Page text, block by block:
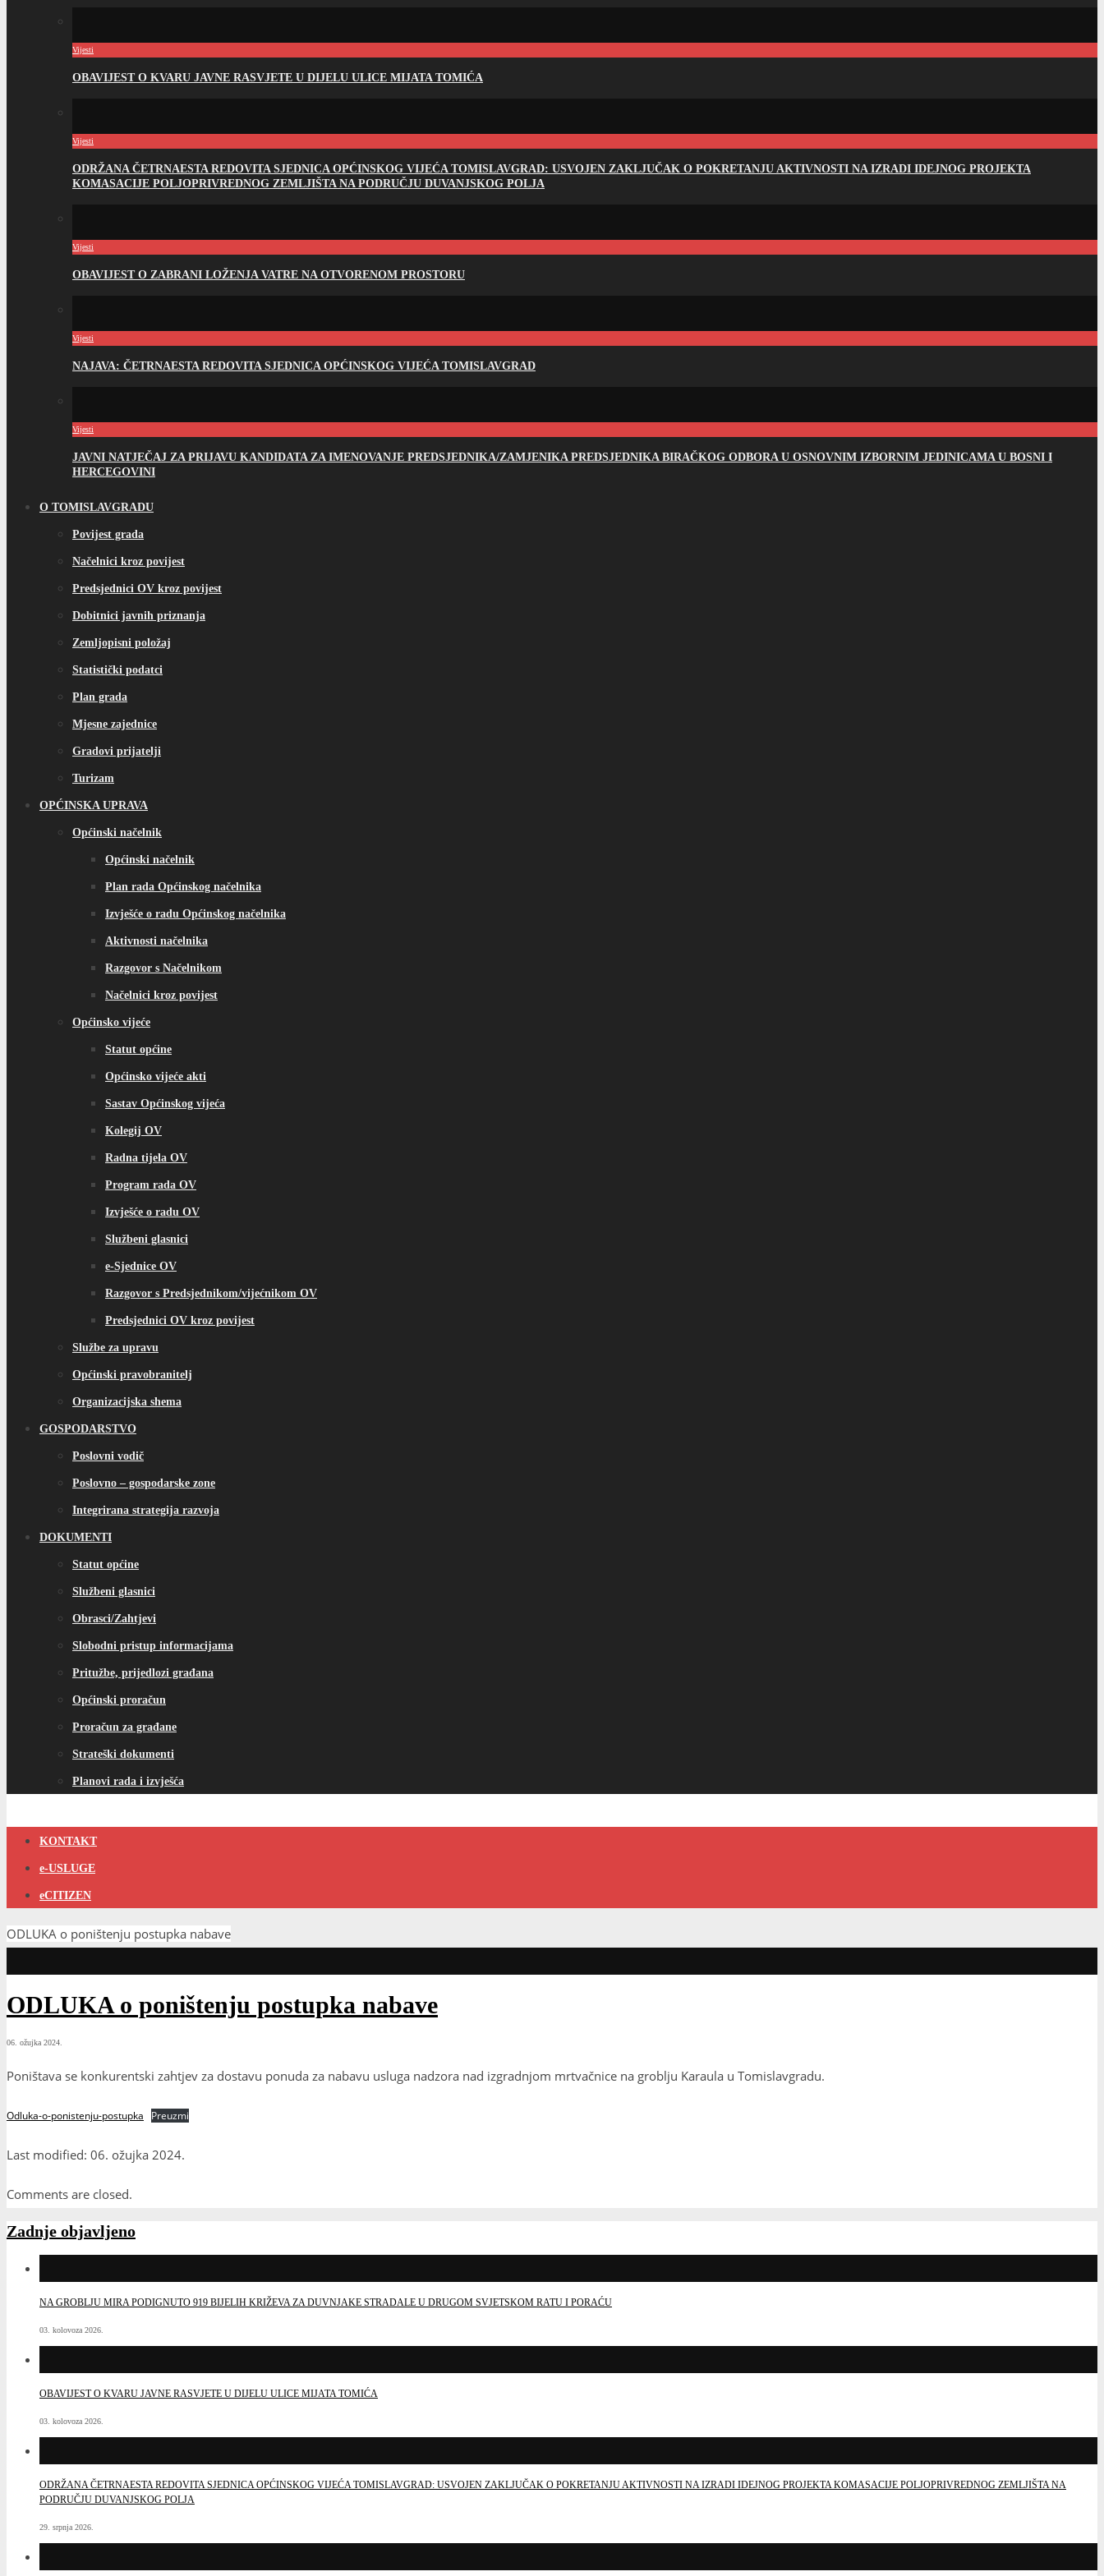
Vijesti
OBAVIJEST O KVARU JAVNE RASVJETE U DIJELU ULICE MIJATA TOMIĆA
Vijesti
ODRŽANA ČETRNAESTA REDOVITA SJEDNICA OPĆINSKOG VIJEĆA TOMISLAVGRAD: USVOJEN ZAKLJUČAK O POKRETANJU AKTIVNOSTI NA IZRADI IDEJNOG PROJEKTA
KOMASACIJE POLJOPRIVREDNOG ZEMLJIŠTA NA PODRUČJU DUVANJSKOG POLJA
Vijesti
OBAVIJEST O ZABRANI LOŽENJA VATRE NA OTVORENOM PROSTORU
Vijesti
NAJAVA: ČETRNAESTA REDOVITA SJEDNICA OPĆINSKOG VIJEĆA TOMISLAVGRAD
Vijesti
JAVNI NATJEČAJ ZA PRIJAVU KANDIDATA ZA IMENOVANJE PREDSJEDNIKA/ZAMJENIKA PREDSJEDNIKA BIRAČKOG ODBORA U OSNOVNIM IZBORNIM JEDINICAMA U BOSNI I
HERCEGOVINI
O TOMISLAVGRADU
Povijest grada
Načelnici kroz povijest
Predsjednici OV kroz povijest
Dobitnici javnih priznanja
Zemljopisni položaj
Statistički podatci
Plan grada
Mjesne zajednice
Gradovi prijatelji
Turizam
OPĆINSKA UPRAVA
Općinski načelnik
Općinski načelnik
Plan rada Općinskog načelnika
Izvješće o radu Općinskog načelnika
Aktivnosti načelnika
Razgovor s Načelnikom
Načelnici kroz povijest
Općinsko vijeće
Statut općine
Općinsko vijeće akti
Sastav Općinskog vijeća
Kolegij OV
Radna tijela OV
Program rada OV
Izvješće o radu OV
Službeni glasnici
e-Sjednice OV
Razgovor s Predsjednikom/vijećnikom OV
Predsjednici OV kroz povijest
Službe za upravu
Općinski pravobranitelj
Organizacijska shema
GOSPODARSTVO
Poslovni vodič
Poslovno – gospodarske zone
Integrirana strategija razvoja
DOKUMENTI
Statut općine
Službeni glasnici
Obrasci/Zahtjevi
Slobodni pristup informacijama
Pritužbe, prijedlozi građana
Općinski proračun
Proračun za građane
Strateški dokumenti
Planovi rada i izvješća
KONTAKT
e-USLUGE
eCITIZEN
ODLUKA o poništenju postupka nabave
ODLUKA o poništenju postupka nabave
06. ožujka 2024.
Poništava se konkurentski zahtjev za dostavu ponuda za nabavu usluga nadzora nad izgradnjom mrtvačnice na groblju Karaula u Tomislavgradu.
Odluka-o-ponistenju-postupka Preuzmi
Last modified: 06. ožujka 2024.
Comments are closed.
Zadnje objavljeno
NA GROBLJU MIRA PODIGNUTO 919 BIJELIH KRIŽEVA ZA DUVNJAKE STRADALE U DRUGOM SVJETSKOM RATU I PORAĆU
03. kolovoza 2026.
OBAVIJEST O KVARU JAVNE RASVJETE U DIJELU ULICE MIJATA TOMIĆA
03. kolovoza 2026.
ODRŽANA ČETRNAESTA REDOVITA SJEDNICA OPĆINSKOG VIJEĆA TOMISLAVGRAD: USVOJEN ZAKLJUČAK O POKRETANJU AKTIVNOSTI NA IZRADI IDEJNOG PROJEKTA KOMASACIJE POLJOPRIVREDNOG ZEMLJIŠTA NA
PODRUČJU DUVANJSKOG POLJA
29. srpnja 2026.